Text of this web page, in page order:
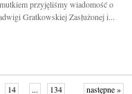
przyjęliśmy wiadomość o
Gratkowskiej Zasłużonej i...
14 ... 134 następne »